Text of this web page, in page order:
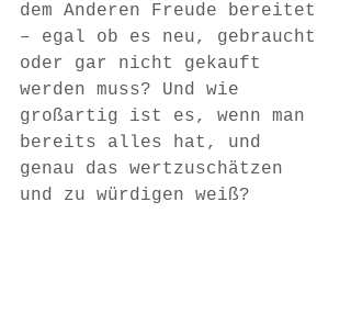
dem Anderen Freude bereitet
– egal ob es neu, gebraucht
oder gar nicht gekauft
werden muss? Und wie
großartig ist es, wenn man
bereits alles hat, und
genau das wertzuschätzen
und zu würdigen weiß?